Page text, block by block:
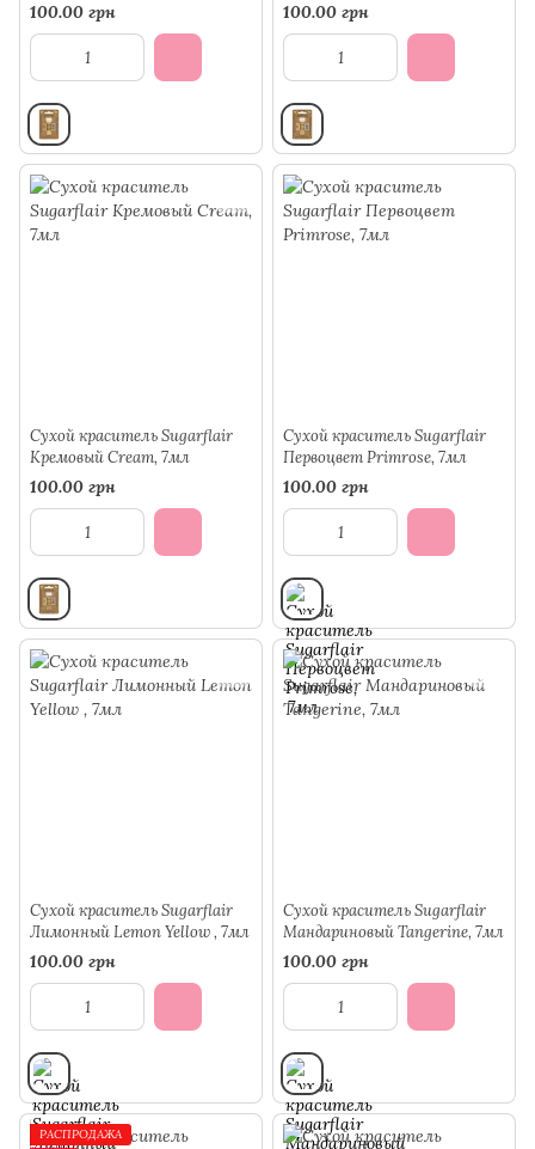
100.00 грн 100.00 грн
Сухой краситель Sugarflair
Кремовый Cream, 7мл
100.00 грн
Сухой краситель Sugarflair
Первоцвет Primrose, 7мл
100.00 грн
Сухой краситель Sugarflair
Лимонный Lemon Yellow , 7мл
100.00 грн
Сухой краситель Sugarflair
Мандариновый Tangerine, 7мл
100.00 грн
РАСПРОДАЖА